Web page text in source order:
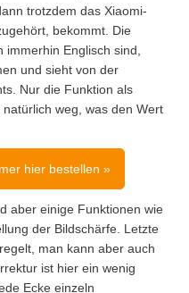
trotzdem das Xiaomi-
bekommt. Die
Englisch sind,
und sieht von der
Nur die Funktion als
weg, was den Wert
hier bestellen »
aber einige Funktionen wie
der Bildschärfe. Letzte
man kann aber auch
ist hier ein wenig
Ecke einzeln